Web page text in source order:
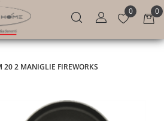
0 0
20 2 MANIGLIE FIREWORKS